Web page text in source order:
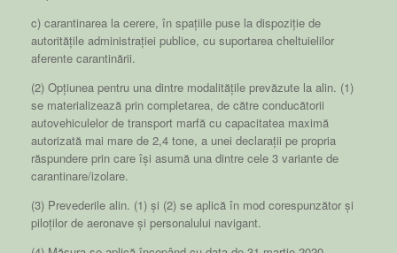
c) carantinarea la cerere, în spațiile puse la dispoziție de
autoritățile administrației publice, cu suportarea cheltuielilor
aferente carantinării.
(2) Opțiunea pentru una dintre modalitățile prevăzute la alin. (1)
se materializează prin completarea, de către conducătorii
autovehiculelor de transport marfă cu capacitatea maximă
autorizată mai mare de 2,4 tone, a unei declarații pe propria
răspundere prin care își asumă una dintre cele 3 variante de
carantinare/izolare.
(3) Prevederile alin. (1) și (2) se aplică în mod corespunzător și
piloților de aeronave și personalului navigant.